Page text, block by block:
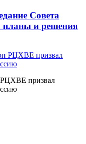
Совета
и решения
РЦХВЕ призвал